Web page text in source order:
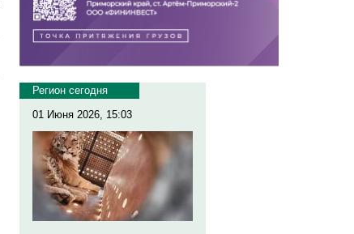
Регион сегодня
01 Июня 2026, 15:03